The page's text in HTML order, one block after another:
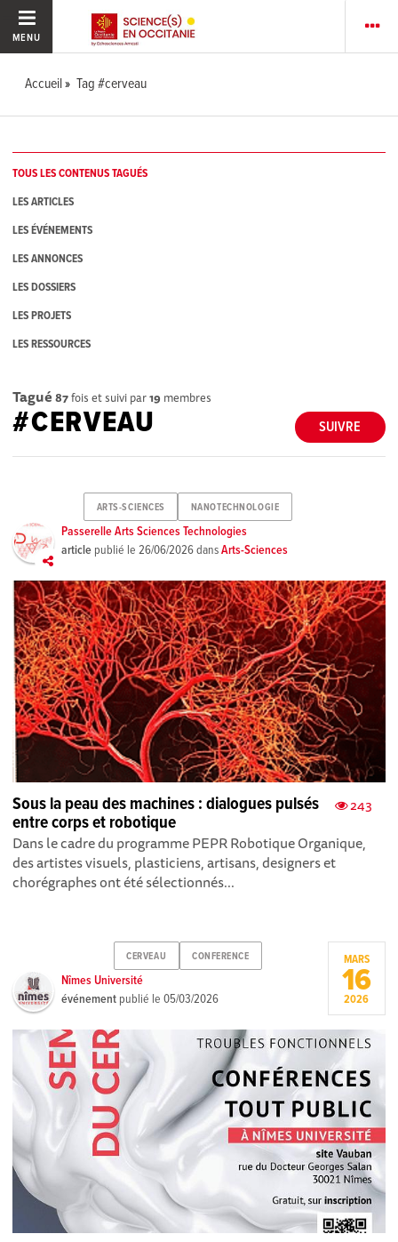
MENU
Accueil Tag #cerveau
TOUS LES CONTENUS TAGUÉS
LES ARTICLES
LES ÉVÉNEMENTS
LES ANNONCES
LES DOSSIERS
LES PROJETS
LES RESSOURCES
Tagué 87fois et suivi par19 membres
SUIVRE
#CERVEAU
ARTS-SCIENCES NANOTECHNOLOGIE
Passerelle Arts Sciences Technologies
article publié le26/06/2026dansArts-Sciences
243
Sous la peau des machines : dialogues pulsés
entre corps et robotique
Dans le cadre du programme PEPR Robotique Organique,
des artistes visuels, plasticiens, artisans, designers et
chorégraphes ont été sélectionnés...
CERVEAU CONFERENCE
Nîmes Université
événement publié le05/03/2026
MARS
16
2026